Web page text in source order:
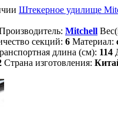
Штекерное удилище
Mitchell
секций: 6 Материал:
длина (см): 114
Страна изготовления: